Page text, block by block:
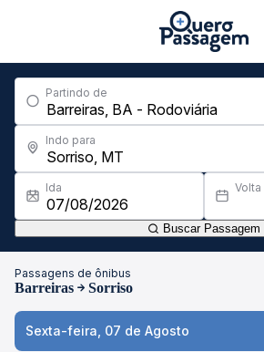
Partindo de
Indo para
Ida
Buscar Passagem
Passagens de ônibus
Barreiras Sorriso
Sexta-feira, 07 de Agosto